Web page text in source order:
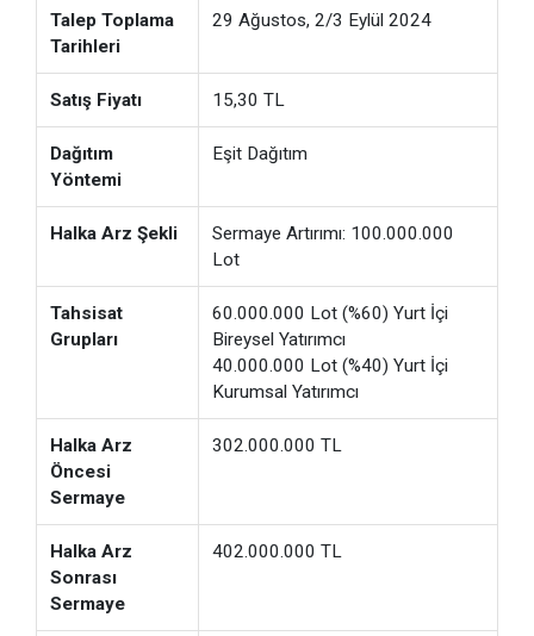
Talep Toplama
Tarihleri
29 Ağustos, 2/3 Eylül 2024
Satış Fiyatı 15,30 TL
Dağıtım
Yöntemi
Eşit Dağıtım
Halka Arz Şekli
Sermaye Artırımı: 100.000.000
Lot
Tahsisat
Grupları
60.000.000 Lot (%60) Yurt İçi
Bireysel Yatırımcı
40.000.000 Lot (%40) Yurt İçi
Kurumsal Yatırımcı
Halka Arz
Öncesi
Sermaye
302.000.000 TL
Halka Arz
Sonrası
Sermaye
402.000.000 TL